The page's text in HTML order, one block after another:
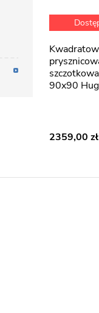
Kwadratowa kabina
90x90
2359,00